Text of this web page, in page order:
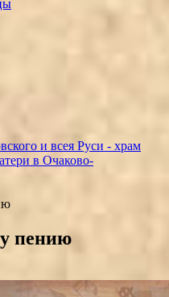
и всея Руси - храм
в Очаково-
пению